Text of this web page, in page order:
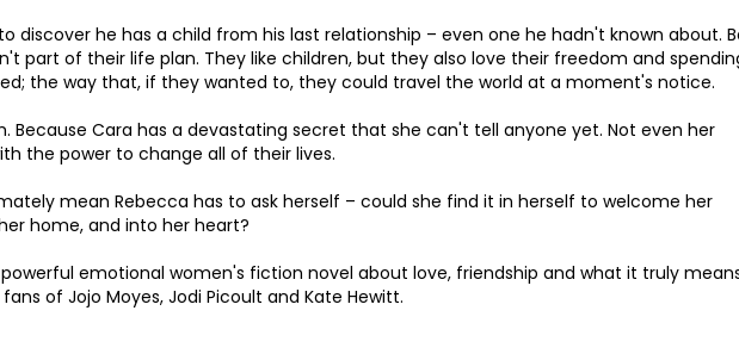
discover he has a child from his last relationship – even one he hadn't known about.
part of their life plan. They like children, but they also love their freedom and
the way that, if they wanted to, they could travel the world at a moment's notice.
Because Cara has a devastating secret that she can't tell anyone yet. Not even her
the power to change all of their lives.
mean Rebecca has to ask herself – could she find it in herself to welcome her
home, and into her heart?
emotional women's fiction novel about love, friendship and what it truly
of Jojo Moyes, Jodi Picoult and Kate Hewitt.